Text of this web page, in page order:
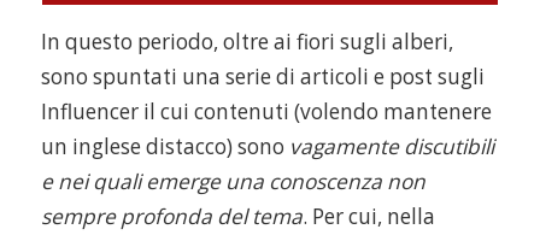
In questo periodo, oltre ai fiori sugli alberi,
sono spuntati una serie di articoli e post sugli
Influencer il cui contenuti (volendo mantenere
un inglese distacco) sono vagamente discutibili
e nei quali emerge una conoscenza non
sempre profonda del tema. Per cui, nella